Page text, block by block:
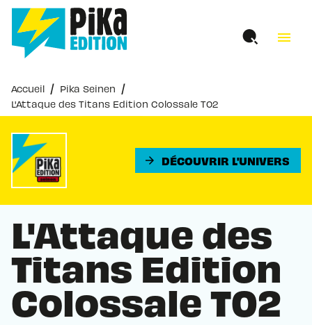
MENU RECHERCHE
PIED DE PAGE
menu
Accueil / Pika Seinen /
L'Attaque des Titans Edition Colossale T02
arrow_forward DÉCOUVRIR L'UNIVERS
L'Attaque des
Titans Edition
Colossale T02